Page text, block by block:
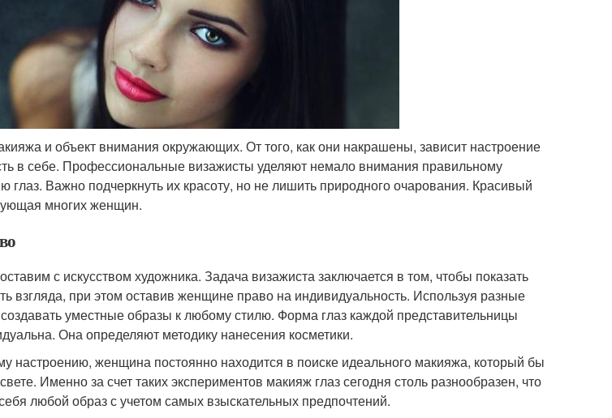
и объект внимания окружающих. От того, как они накрашены, зависит настроение
в себе. Профессиональные визажисты уделяют немало внимания правильному
глаз. Важно подчеркнуть их красоту, но не лишить природного очарования. Красивый
многих женщин.
с искусством художника. Задача визажиста заключается в том, чтобы показать
взгляда, при этом оставив женщине право на индивидуальность. Используя разные
уместные образы к любому стилю. Форма глаз каждой представительницы
Она определяют методику нанесения косметики.
настроению, женщина постоянно находится в поиске идеального макияжа, который бы
Именно за счет таких экспериментов макияж глаз сегодня столь разнообразен, что
любой образ с учетом самых взыскательных предпочтений.